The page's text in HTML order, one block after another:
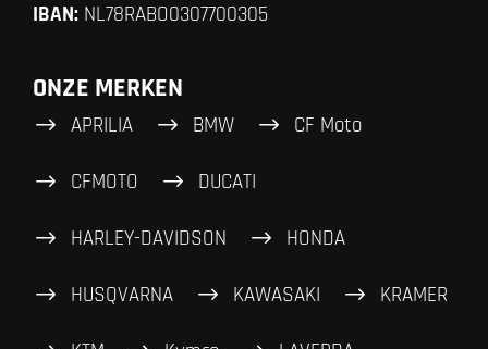
IBAN: NL78RABO0307700305
ONZE MERKEN
APRILIA BMW CF Moto
CFMOTO DUCATI
HARLEY-DAVIDSON HONDA
HUSQVARNA KAWASAKI KRAMER